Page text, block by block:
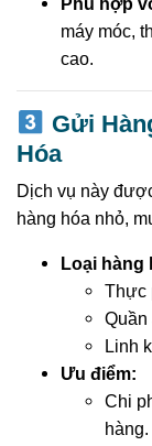
Phù hợp
máy móc,
cao.
Gửi
Hóa
Dịch vụ này
hàng hóa nhỏ,
Loại
Thực
Quần
Linh
Ưu điểm:
Chi
hàng.